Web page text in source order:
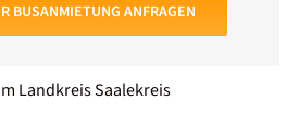
BUSANMIETUNG ANFRAGEN
Landkreis Saalekreis